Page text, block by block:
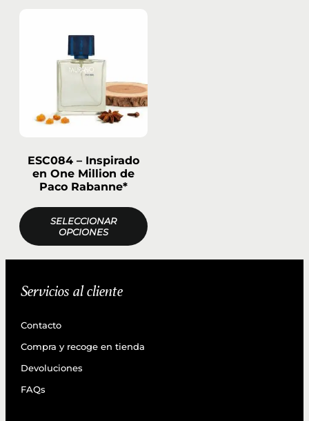
ESC084 – Inspirado
en One Million de
Paco Rabanne*
SELECCIONAR
OPCIONES
Servicios al cliente
Contacto
Compra y recoge en tienda
Devoluciones
FAQs